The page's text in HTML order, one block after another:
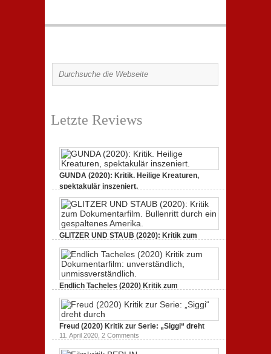
Letzte Reviews
GUNDA (2020): Kritik. Heilige Kreaturen,
spektakulär inszeniert.
GLITZER UND STAUB (2020): Kritik zum
Dokumentarfilm.
3. Oktober 2020,2 Comments
Endlich Tacheles (2020) Kritik zum
Dokumentarfilm: unverständlich,
19. Mai 2020,0 Comments
Freud (2020) Kritik zur Serie: „Siggi“ dreht
11. April 2020, 2 Comments